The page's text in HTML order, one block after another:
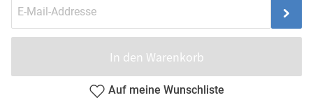
In den Warenkorb
Auf meine Wunschliste